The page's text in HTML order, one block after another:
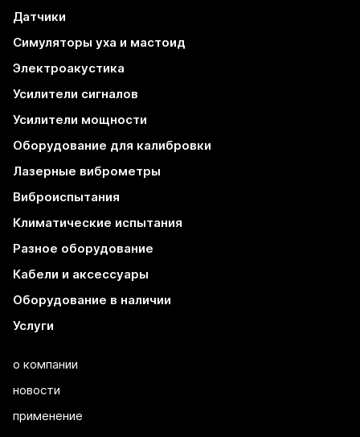
Датчики
Симуляторы уха и мастоид
Электроакустика
Усилители сигналов
Усилители мощности
Оборудование для калибровки
Лазерные виброметры
Виброиспытания
Климатические испытания
Разное оборудование
Кабели и аксессуары
Оборудование в наличии
Услуги
о компании
новости
применение